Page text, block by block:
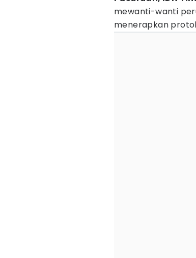
mewanti-wanti
menerapkan